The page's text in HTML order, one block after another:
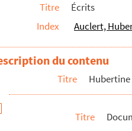
aux femmes (chapitres 3 à 4)
6)
7)
8)
9)
Titre
Écrits
Index
Auclert,
du contenu
Titre
Titre